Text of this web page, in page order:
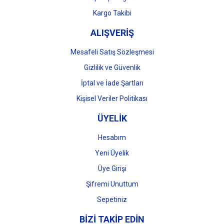
Kargo Takibi
ALIŞVERİŞ
Mesafeli Satış Sözleşmesi
Gizlilik ve Güvenlik
İptal ve İade Şartları
Kişisel Veriler Politikası
ÜYELİK
Hesabım
Yeni Üyelik
Üye Girişi
Şifremi Unuttum
Sepetiniz
BİZİ TAKİP EDİN